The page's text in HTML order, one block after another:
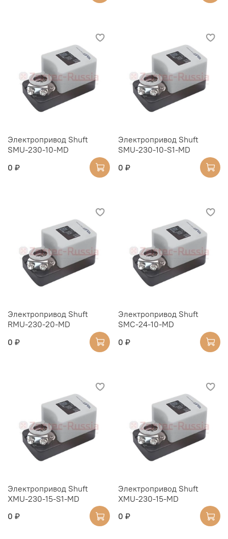
Электропривод Shuft
SMU-230-10-MD
0 ₽
Электропривод Shuft
SMU-230-10-S1-MD
0 ₽
Электропривод Shuft
RMU-230-20-MD
0 ₽
Электропривод Shuft
SMC-24-10-MD
0 ₽
Электропривод Shuft
XMU-230-15-S1-MD
0 ₽
Электропривод Shuft
XMU-230-15-MD
0 ₽